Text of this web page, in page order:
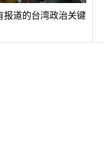
报道的台湾政治关键